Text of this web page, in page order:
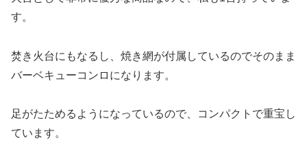
す。
焚き火台にもなるし、焼き網が付属しているのでそのまま
バーベキューコンロになります。
足がたためるようになっているので、コンパクトで重宝し
ています。